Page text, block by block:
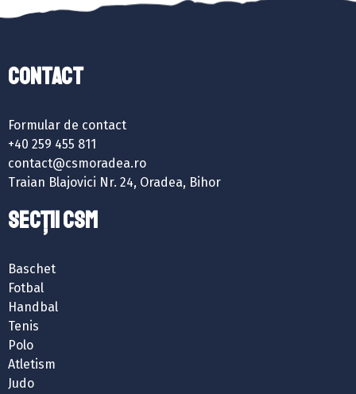
Contact
Formular de contact
+40 259 455 811
contact@csmoradea.ro
Traian Blajovici Nr. 24, Oradea, Bihor
SECȚII CSM
Baschet
Fotbal
Handbal
Tenis
Polo
Atletism
Judo